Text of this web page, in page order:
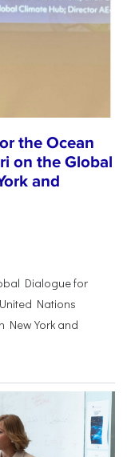
the Ocean
on the Global
and
Dialogue for
Nations
New York and